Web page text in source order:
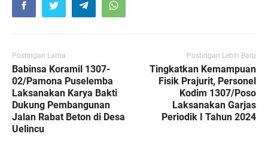
Postingan Lama
Babinsa Koramil 1307-
02/Pamona Puselemba
Laksanakan Karya Bakti
Dukung Pembangunan
Jalan Rabat Beton di Desa
Uelincu
Postingan Lebih Baru
Tingkatkan Kemampuan
Fisik Prajurit, Personel
Kodim 1307/Poso
Laksanakan Garjas
Periodik I Tahun 2024